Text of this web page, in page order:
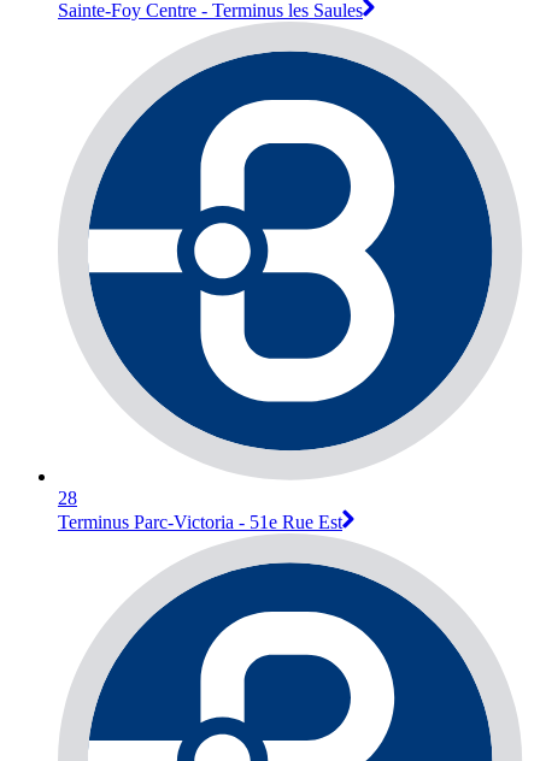
Sainte-Foy Centre - Terminus les Saules
28
Terminus Parc-Victoria - 51e Rue Est